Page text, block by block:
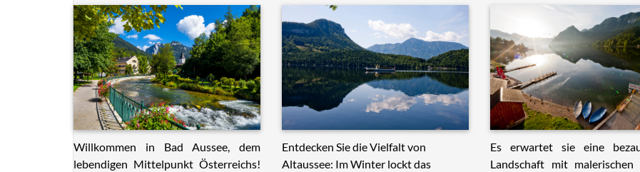
Willkommen in Bad Aussee, dem
lebendigen Mittelpunkt Österreichs!
Entdecken Sie die Vielfalt von
Altaussee: Im Winter lockt das
Es erwartet sie eine
Landschaft mit malerischen